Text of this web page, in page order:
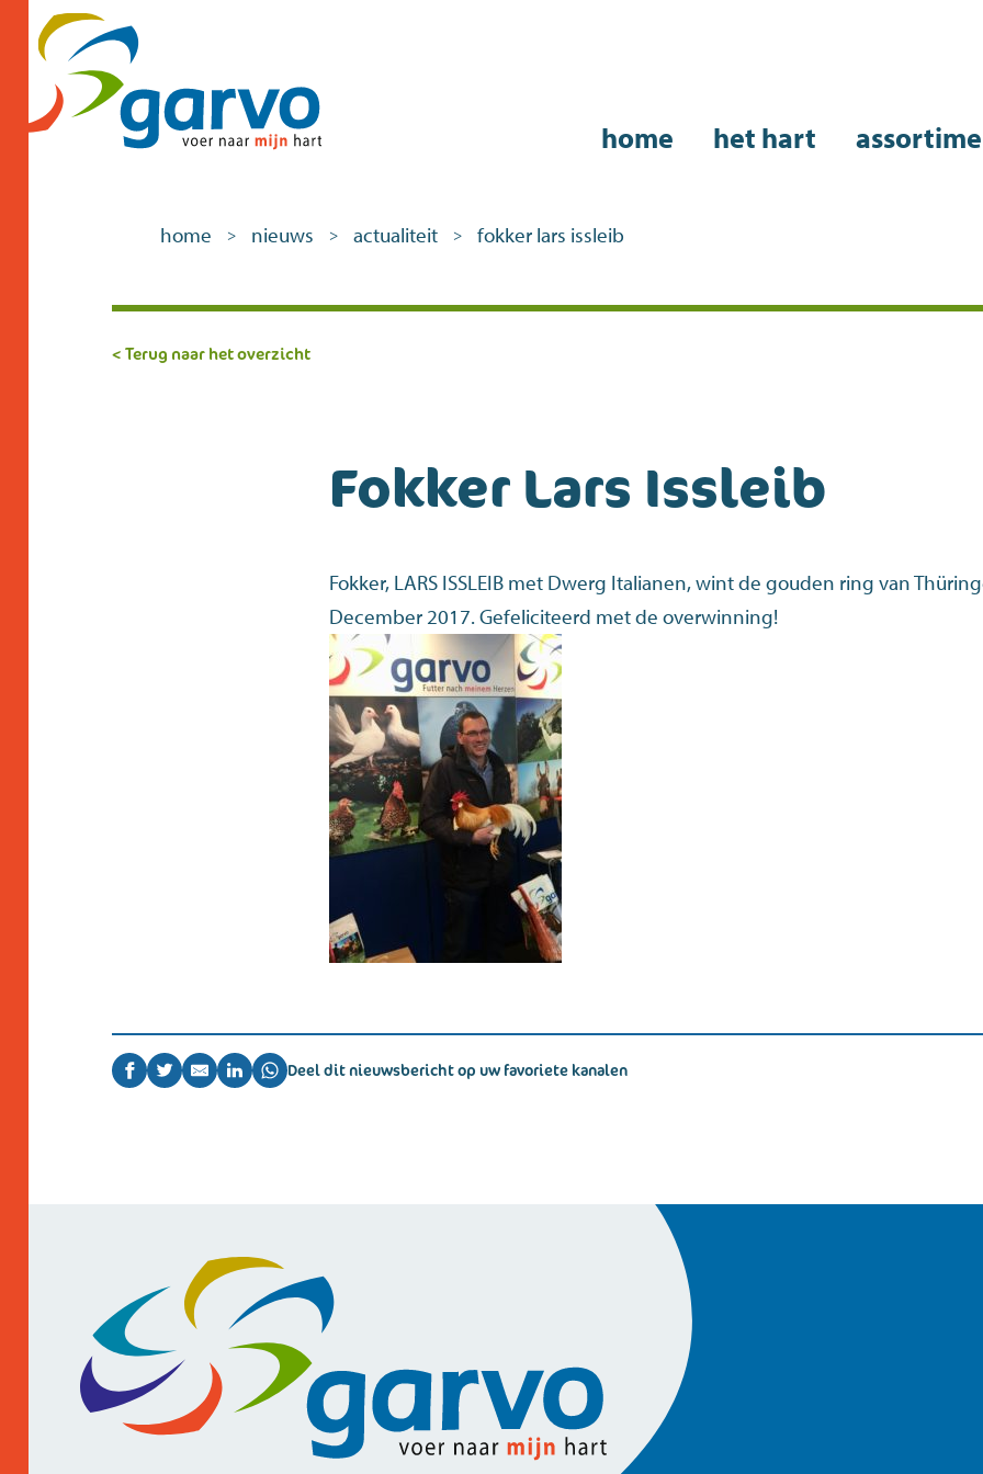
home het hart
home > nieuws > actualiteit > fokker lars issleib
< Terug naar het overzicht
Fokker Lars Issleib
Fokker, LARS ISSLEIB met Dwerg Italianen, wint de gouden ring van
December 2017. Gefeliciteerd met de overwinning!
Deel dit nieuwsbericht op uw favoriete kanalen